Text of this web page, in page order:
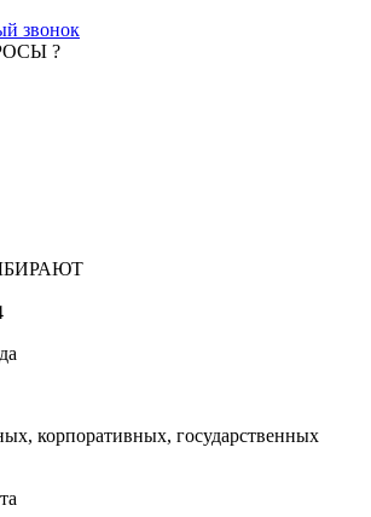
звонок
?
корпоративных, государственных